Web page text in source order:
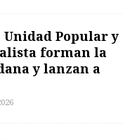
Popular y
forman la
y lanzan a